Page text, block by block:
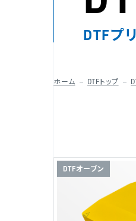
DTFプ
ホーム DTFトップ
DTFオーブン